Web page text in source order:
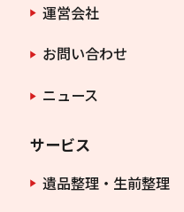
運営会社
お問い合わせ
ニュース
サービス
遺品整理・生前整理